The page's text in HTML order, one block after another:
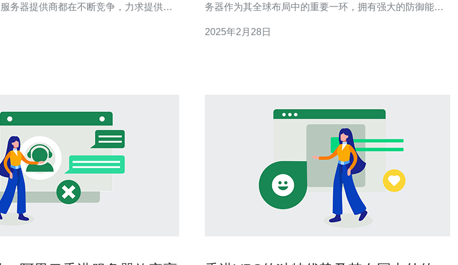
务器提供商都在不断竞争，力求提供最
适合你呢？本文将从多个维度进行详尽
务器作为其全球布局中的重要一环，拥有强大的防御能
层次的网络防御机制，包括DDoS攻击防护、WAF网站应
2025年2月28日